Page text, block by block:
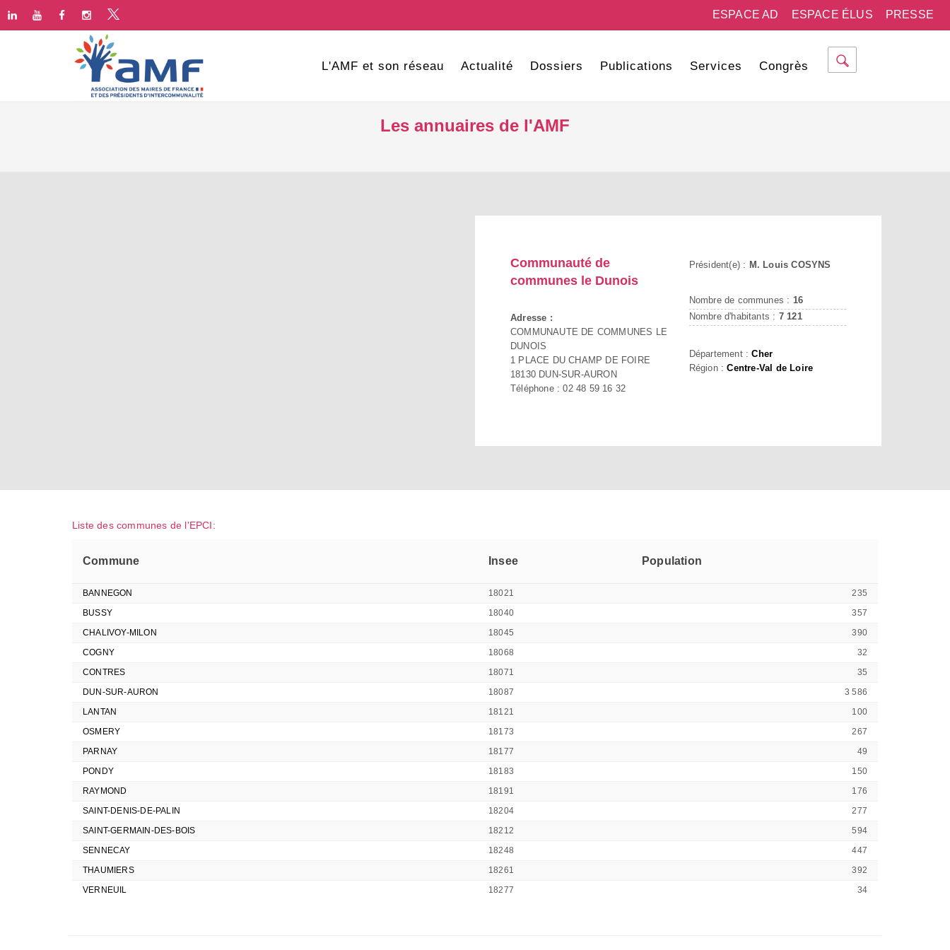
PRESSE
ESPACE ÉLUS
ESPACE AD
L'AMF et son réseau Actualité Dossiers Publications Services Congrès
Les annuaires de l'AMF
Communauté de
communes le Dunois
Adresse :
COMMUNAUTE DE COMMUNES LE
DUNOIS
1 PLACE DU CHAMP DE FOIRE
18130 DUN-SUR-AURON
Téléphone : 02 48 59 16 32
Président(e) : M. Louis COSYNS
Nombre de communes : 16
Nombre d'habitants : 7 121
Département :Cher
Région :Centre-Val de Loire
Liste des communes de l'EPCI:
Commune Insee Population
BANNEGON 18021
235
BUSSY
18040
357
CHALIVOY-MILON
18045
390
COGNY
18068
32
CONTRES
18071
35
DUN-SUR-AURON
18087
3 586
LANTAN
18121
100
OSMERY
18173
267
PARNAY
18177
49
PONDY
18183
150
RAYMOND
18191
176
SAINT-DENIS-DE-PALIN
18204
277
SAINT-GERMAIN-DES-BOIS
18212
594
SENNECAY
18248
447
THAUMIERS
18261
392
VERNEUIL
18277 34